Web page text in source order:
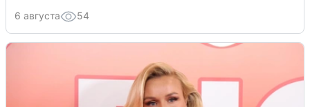
6 августа 54